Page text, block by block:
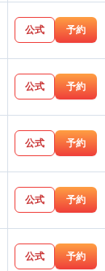
公式 予約
公式 予約
公式 予約
公式 予約
公式 予約